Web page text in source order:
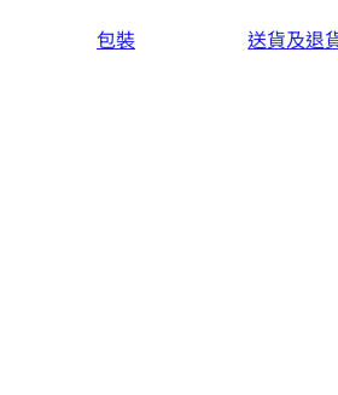
包裝 送貨及退